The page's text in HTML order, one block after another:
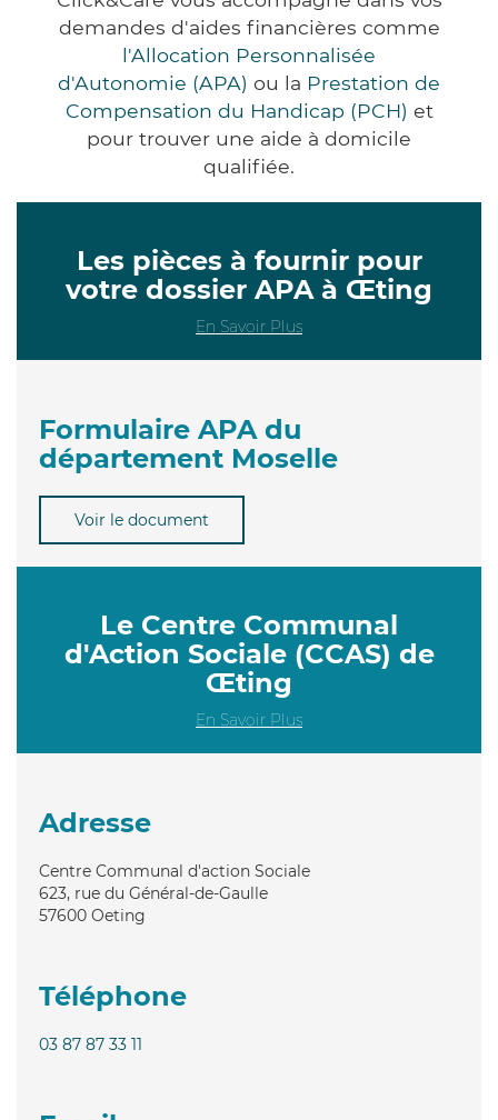
demandes d'aides financières comme
l'Allocation Personnalisée
d'Autonomie (APA) ou la Prestation de
Compensation du Handicap (PCH) et
pour trouver une aide à domicile
qualifiée.
Les pièces à fournir pour
votre dossier APA à Œting
En Savoir Plus
Formulaire APA du
département Moselle
Voir le document
Le Centre Communal
d'Action Sociale (CCAS) de
Œting
En Savoir Plus
Adresse
Centre Communal d'action Sociale
623, rue du Général-de-Gaulle
57600 Oeting
Téléphone
03 87 87 33 11